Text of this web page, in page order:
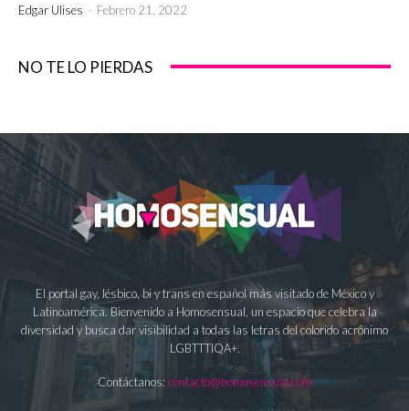
Edgar Ulises - Febrero 21, 2022
NO TE LO PIERDAS
El portal gay, lésbico, bi y trans en español más visitado de México y
Latinoamérica. Bienvenido a Homosensual, un espacio que celebra la
diversidad y busca dar visibilidad a todas las letras del colorido acrónimo
LGBTTTIQA+.
Contáctanos: contacto@homosensual.com